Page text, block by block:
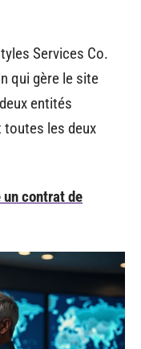
Services Co.
qui gère le site
entités
les deux
un contrat de